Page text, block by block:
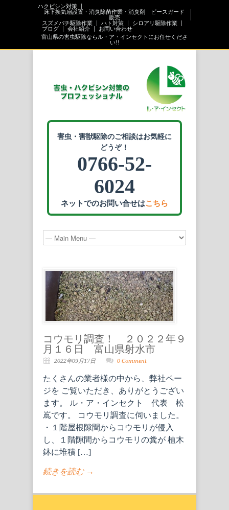
ハクビシン対策
床下換気扇設置・消臭除菌作業・消臭剤 ピースガード
販売
スズメバチ駆除作業
ハト対策
シロアリ駆除作業
ブログ
会社紹介
お問い合わせ
富山県の害虫駆除ならル・ア・インセクトにお任せくださ
い!!
害虫・害獣駆除のご相談はお気軽に
どうぞ！
0766-52-
6024
ネットでのお問い合せはこちら
コウモリ調査！ ２０２２年９
月１６日 富山県射水市
2022年09月17日 0 Comment
たくさんの業者様の中から、弊社ペー
ジを ご覧いただき、ありがとうござい
ます。 ル・ア・インセクト 代表 松
嶌です。 コウモリ調査に伺いました。
・１階屋根隙間からコウモリが侵入
し、１階隙間からコウモリの糞が 植木
鉢に堆積 […]
続きを読む →